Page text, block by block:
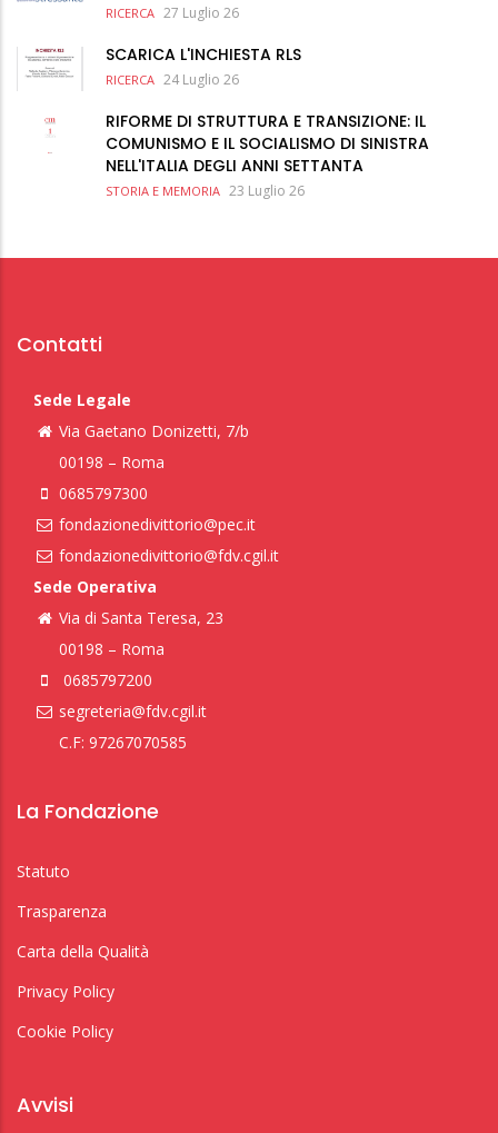
RICERCA 27 Luglio 26
SCARICA L'INCHIESTA RLS
RICERCA 24 Luglio 26
RIFORME DI STRUTTURA E TRANSIZIONE: IL
COMUNISMO E IL SOCIALISMO DI SINISTRA
NELL'ITALIA DEGLI ANNI SETTANTA
STORIA E MEMORIA 23 Luglio 26
Contatti
Sede Legale
Via Gaetano Donizetti, 7/b
00198 – Roma
0685797300
fondazionedivittorio@pec.it
fondazionedivittorio@fdv.cgil.it
Sede Operativa
Via di Santa Teresa, 23
00198 – Roma
0685797200
segreteria@fdv.cgil.it
C.F: 97267070585
La Fondazione
Statuto
Trasparenza
Carta della Qualità
Privacy Policy
Cookie Policy
Avvisi